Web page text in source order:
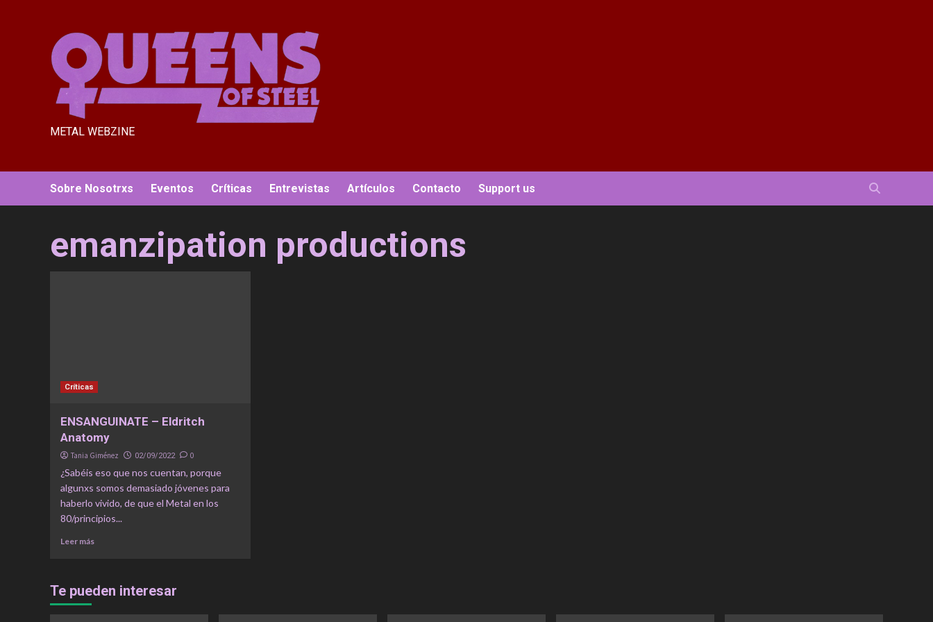
METAL WEBZINE
Sobre Nosotrxs Eventos Críticas Entrevistas Artículos Contacto Support us
emanzipation productions
Críticas
ENSANGUINATE – Eldritch
Anatomy
Tania Giménez 02/09/2022 0
¿Sabéis eso que nos cuentan, porque
algunxs somos demasiado jóvenes para
haberlo vivido, de que el Metal en los
80/principios...
Leer más
Te pueden interesar